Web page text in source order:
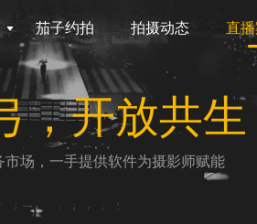
茄子约拍 拍摄动态 直
，开放共生
市场，一手提供软件为摄影师赋能